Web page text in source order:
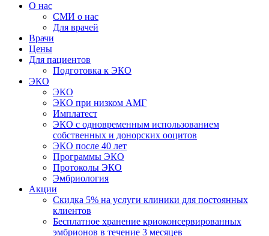
О нас
СМИ о нас
Для врачей
Врачи
Цены
Для пациентов
Подготовка к ЭКО
ЭКО
ЭКО
ЭКО при низком АМГ
Имплатест
ЭКО с одновременным использованием
собственных и донорских ооцитов
ЭКО после 40 лет
Программы ЭКО
Протоколы ЭКО
Эмбриология
Акции
Скидка 5% на услуги клиники для постоянных
клиентов
Бесплатное хранение криоконсервированных
эмбрионов в течение 3 месяцев